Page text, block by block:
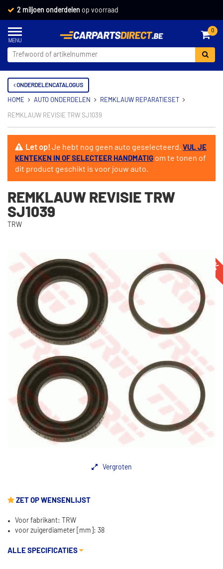
2 miljoen onderdelen op voorraad
0
ONDERDELENCATALOGUS
HOME AUTO ONDERDELEN REMKLAUW REPARATIESET
REMKLAUW REVISIE TRW SJ1039
Let op!Je hebt nog geen auto geselecteerd. VUL JE
KENTEKEN IN OF SELECTEER HANDMATIG om te tonen of
dit product geschikt is voor jouw auto.
REMKLAUW REVISIE TRW
SJ1039
TRW
-11%
Vergroten
ZET OP WENSENLIJST
Voor fabrikant: TRW
voor zuigerdiameter [mm]: 38
ALLE SPECIFICATIES